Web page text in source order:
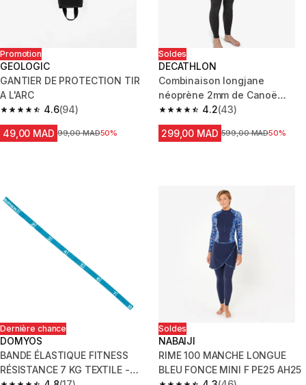
Promotion
GEOLOGIC
GANTIER DE PROTECTION TIR
A L'ARC
4.6
4.6 out of 5 stars from 94 reviews
(94)
49,00 MAD Prix avant la réduction
99,00 MAD50%
Soldes
DECATHLON
Combinaison longjane
néoprène 2mm de Canoë
Kayak et Stand up paddle
Femme
4.2
4.2 out of 5 stars from 43
(43)
299,00 MAD Prix avant la réduction
599,00 MAD50%
Dernière chance
DOMYOS
BANDE ÉLASTIQUE FITNESS
RÉSISTANCE 7 KG TEXTILE -
Soldes
NABAIJI
RIME 100 MANCHE LONGUE
BLEU FONCE MINI F PE25 AH25